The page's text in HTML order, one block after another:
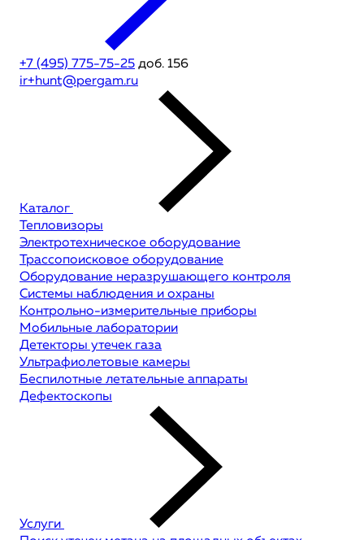
+7 (495) 775-75-25 доб. 156
ir+hunt@pergam.ru
Каталог
Тепловизоры
Электротехническое оборудование
Трассопоисковое оборудование
Оборудование неразрушающего контроля
Системы наблюдения и охраны
Контрольно-измерительные приборы
Мобильные лаборатории
Детекторы утечек газа
Ультрафиолетовые камеры
Беспилотные летательные аппараты
Дефектоскопы
Услуги